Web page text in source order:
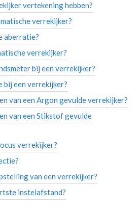
vertekening hebben?
verrekijker?
aberratie?
verrekijker?
bij een verrekijker?
bij een verrekijker?
van een Argon gevulde verrekijker?
van een Stikstof gevulde
verrekijker?
van een verrekijker?
instelafstand?